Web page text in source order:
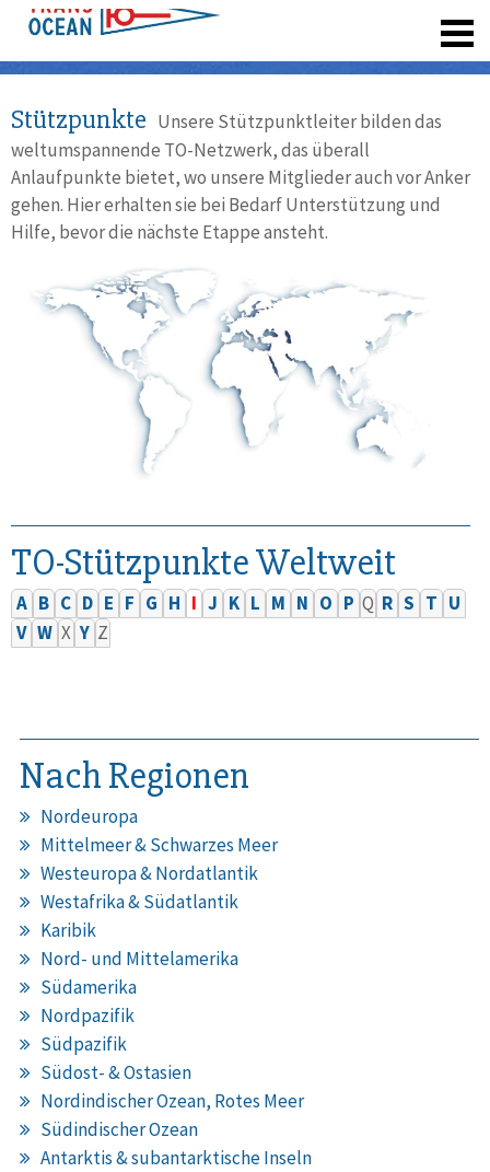
Stützpunkte Unsere Stützpunktleiter bilden das
weltumspannende TO-Netzwerk, das überall
Anlaufpunkte bietet, wo unsere Mitglieder auch vor Anker
gehen. Hier erhalten sie bei Bedarf Unterstützung und
Hilfe, bevor die nächste Etappe ansteht.
TO-Stützpunkte Weltweit
A B C D E F G H I J K L M N O P Q R S T U
V W X Y Z
Nach Regionen
Nordeuropa
Mittelmeer & Schwarzes Meer
Westeuropa & Nordatlantik
Westafrika & Südatlantik
Karibik
Nord- und Mittelamerika
Südamerika
Nordpazifik
Südpazifik
Südost- & Ostasien
Nordindischer Ozean, Rotes Meer
Südindischer Ozean
Antarktis & subantarktische Inseln